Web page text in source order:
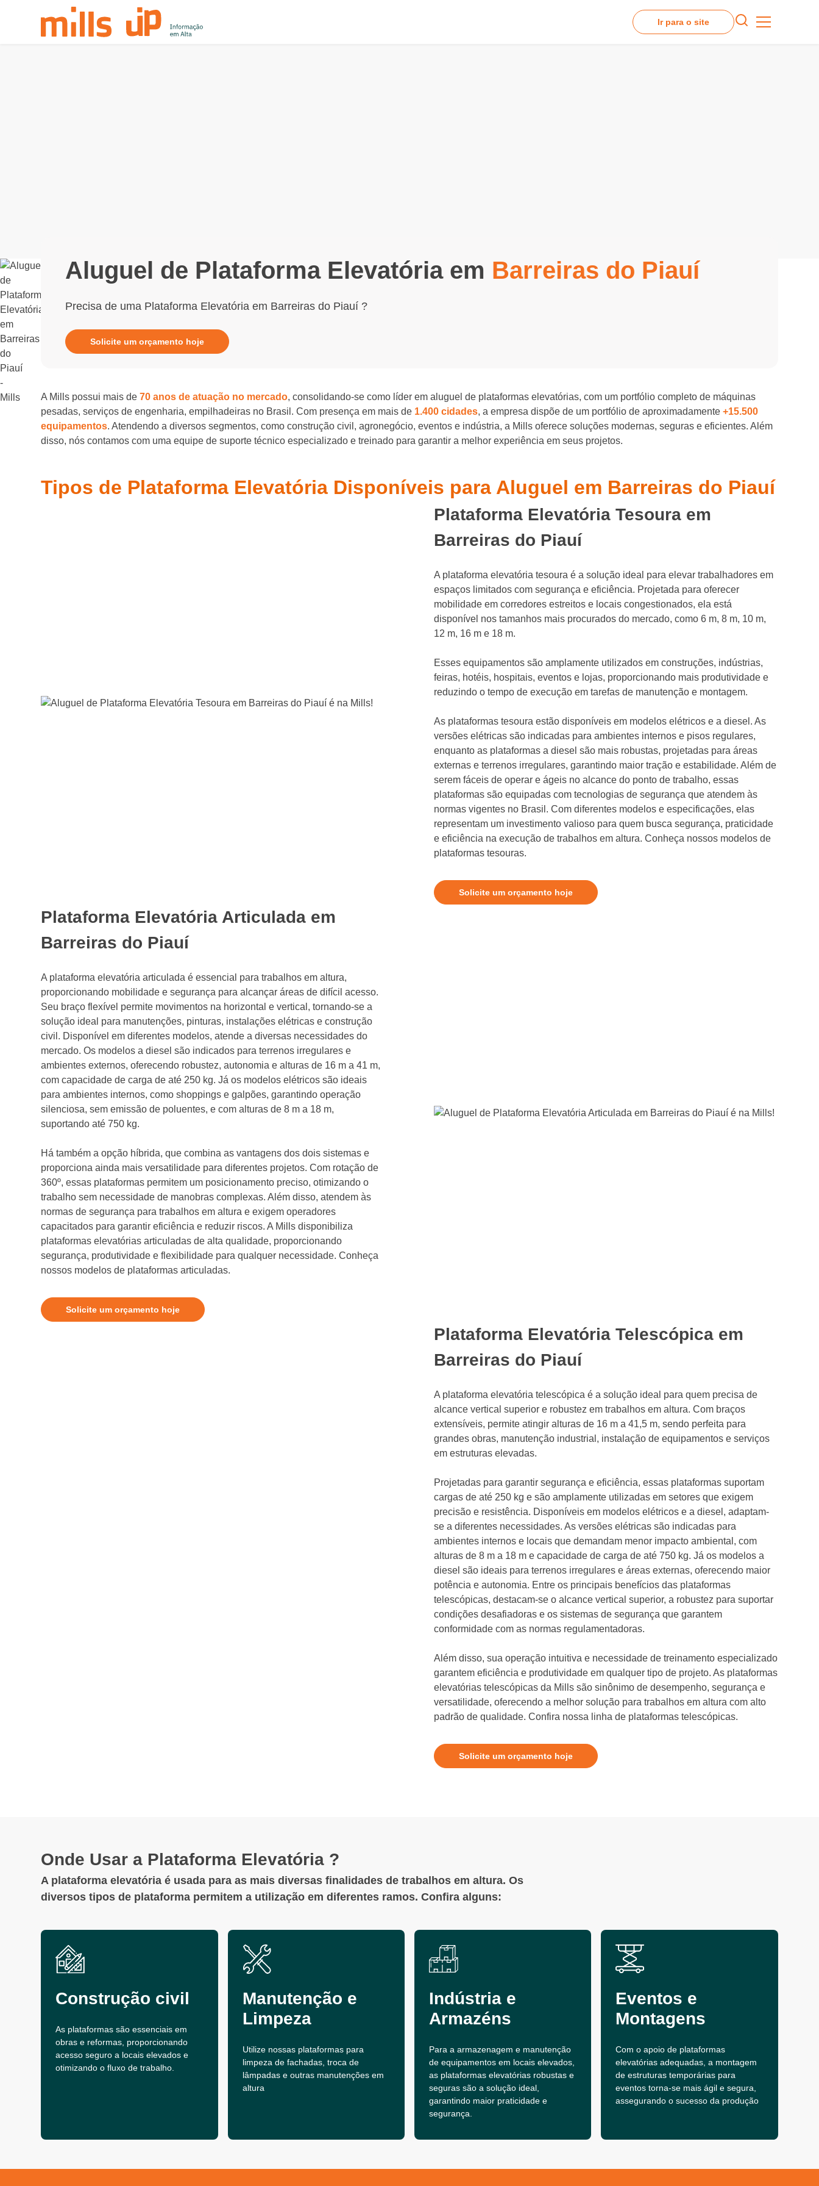
Ir para o site
Aluguel de Plataforma Elevatória em Barreiras do Piauí
Precisa de uma Plataforma Elevatória em Barreiras do Piauí ?
Solicite um orçamento hoje
A Mills possui mais de70 anos de atuação no mercado, consolidando-se como líder em aluguel de plataformas elevatórias, com um portfólio completo de máquinas
pesadas, serviços de engenharia, empilhadeiras no Brasil. Com presença em mais de 1.400 cidades, a empresa dispõe de um portfólio de aproximadamente+15.500
equipamentos. Atendendo a diversos segmentos, como construção civil, agronegócio, eventos e indústria, a Mills oferece soluções modernas, seguras e eficientes. Além
disso, nós contamos com uma equipe de suporte técnico especializado e treinado para garantir a melhor experiência em seus projetos.
Tipos de Plataforma Elevatória Disponíveis para Aluguel em Barreiras do Piauí
Plataforma Elevatória Tesoura em
Barreiras do Piauí
A plataforma elevatória tesoura é a solução ideal para elevar trabalhadores em
espaços limitados com segurança e eficiência. Projetada para oferecer
mobilidade em corredores estreitos e locais congestionados, ela está
disponível nos tamanhos mais procurados do mercado, como 6 m, 8 m, 10 m,
12 m, 16 m e 18 m.
Esses equipamentos são amplamente utilizados em construções, indústrias,
feiras, hotéis, hospitais, eventos e lojas, proporcionando mais produtividade e
reduzindo o tempo de execução em tarefas de manutenção e montagem.
As plataformas tesoura estão disponíveis em modelos elétricos e a diesel. As
versões elétricas são indicadas para ambientes internos e pisos regulares,
enquanto as plataformas a diesel são mais robustas, projetadas para áreas
externas e terrenos irregulares, garantindo maior tração e estabilidade. Além de
serem fáceis de operar e ágeis no alcance do ponto de trabalho, essas
plataformas são equipadas com tecnologias de segurança que atendem às
normas vigentes no Brasil. Com diferentes modelos e especificações, elas
representam um investimento valioso para quem busca segurança, praticidade
e eficiência na execução de trabalhos em altura. Conheça nossos modelos de
plataformas tesouras.
Solicite um orçamento hoje
Plataforma Elevatória Articulada em
Barreiras do Piauí
A plataforma elevatória articulada é essencial para trabalhos em altura,
proporcionando mobilidade e segurança para alcançar áreas de difícil acesso.
Seu braço flexível permite movimentos na horizontal e vertical, tornando-se a
solução ideal para manutenções, pinturas, instalações elétricas e construção
civil. Disponível em diferentes modelos, atende a diversas necessidades do
mercado. Os modelos a diesel são indicados para terrenos irregulares e
ambientes externos, oferecendo robustez, autonomia e alturas de 16 m a 41 m,
com capacidade de carga de até 250 kg. Já os modelos elétricos são ideais
para ambientes internos, como shoppings e galpões, garantindo operação
silenciosa, sem emissão de poluentes, e com alturas de 8 m a 18 m,
suportando até 750 kg.
Há também a opção híbrida, que combina as vantagens dos dois sistemas e
proporciona ainda mais versatilidade para diferentes projetos. Com rotação de
360º, essas plataformas permitem um posicionamento preciso, otimizando o
trabalho sem necessidade de manobras complexas. Além disso, atendem às
normas de segurança para trabalhos em altura e exigem operadores
capacitados para garantir eficiência e reduzir riscos. A Mills disponibiliza
plataformas elevatórias articuladas de alta qualidade, proporcionando
segurança, produtividade e flexibilidade para qualquer necessidade. Conheça
nossos modelos de plataformas articuladas.
Solicite um orçamento hoje
Plataforma Elevatória Telescópica em
Barreiras do Piauí
A plataforma elevatória telescópica é a solução ideal para quem precisa de
alcance vertical superior e robustez em trabalhos em altura. Com braços
extensíveis, permite atingir alturas de 16 m a 41,5 m, sendo perfeita para
grandes obras, manutenção industrial, instalação de equipamentos e serviços
em estruturas elevadas.
Projetadas para garantir segurança e eficiência, essas plataformas suportam
cargas de até 250 kg e são amplamente utilizadas em setores que exigem
precisão e resistência. Disponíveis em modelos elétricos e a diesel, adaptam-
se a diferentes necessidades. As versões elétricas são indicadas para
ambientes internos e locais que demandam menor impacto ambiental, com
alturas de 8 m a 18 m e capacidade de carga de até 750 kg. Já os modelos a
diesel são ideais para terrenos irregulares e áreas externas, oferecendo maior
potência e autonomia. Entre os principais benefícios das plataformas
telescópicas, destacam-se o alcance vertical superior, a robustez para suportar
condições desafiadoras e os sistemas de segurança que garantem
conformidade com as normas regulamentadoras.
Além disso, sua operação intuitiva e necessidade de treinamento especializado
garantem eficiência e produtividade em qualquer tipo de projeto. As plataformas
elevatórias telescópicas da Mills são sinônimo de desempenho, segurança e
versatilidade, oferecendo a melhor solução para trabalhos em altura com alto
padrão de qualidade. Confira nossa linha de plataformas telescópicas.
Solicite um orçamento hoje
Onde Usar a Plataforma Elevatória ?
A plataforma elevatória é usada para as mais diversas finalidades de trabalhos em altura. Os
diversos tipos de plataforma permitem a utilização em diferentes ramos. Confira alguns:
Construção civil
As plataformas são essenciais em
obras e reformas, proporcionando
acesso seguro a locais elevados e
otimizando o fluxo de trabalho.
Manutenção e
Limpeza
Utilize nossas plataformas para
limpeza de fachadas, troca de
lâmpadas e outras manutenções em
altura
Indústria e
Armazéns
Para a armazenagem e manutenção
de equipamentos em locais elevados,
as plataformas elevatórias robustas e
seguras são a solução ideal,
garantindo maior praticidade e
segurança.
Eventos e
Montagens
Com o apoio de plataformas
elevatórias adequadas, a montagem
de estruturas temporárias para
eventos torna-se mais ágil e segura,
assegurando o sucesso da produção